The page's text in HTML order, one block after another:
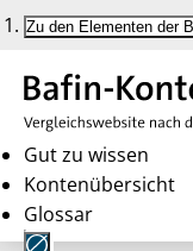
Zu den Elementen der
Gut zu wissen
Kontenübersicht
Glossar